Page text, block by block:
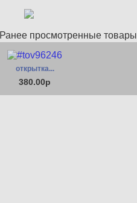
Ранее просмотренные товары
открытка...
380.00р